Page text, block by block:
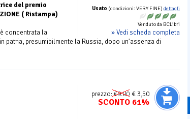
Usato (condizioni: VERY FINE) dettagli
Venduto da BCLibri
» Vedi scheda completa
del premio
( Ristampa)
concentrata la
patria, presumibilmente la Russia, dopo un'assenza di
prezzo:€9.00 € 3,50
SCONTO 61%